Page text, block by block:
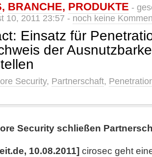
, BRANCHE, PRODUKTE -
10, 2011 23:57 - noch keine
Einsatz für
der
Security, Partnerschaft,
Security schließen
10.08.2011] cirosec geht